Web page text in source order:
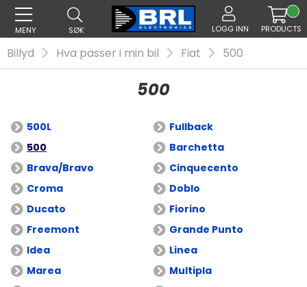
MENY SØK LOGG INN PRODUCTS
Billyd Hva passer i min bil Fiat 500
500
500L
Fullback
500
Barchetta
Brava/Bravo
Cinquecento
Croma
Doblo
Ducato
Fiorino
Freemont
Grande Punto
Idea
Linea
Marea
Multipla